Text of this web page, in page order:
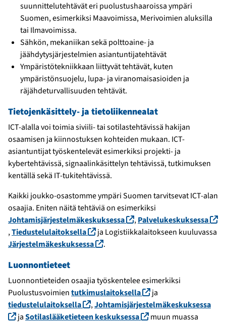
suunnittelutehtävät eri puolustushaaroissa ympäri
Suomen, esimerkiksi Maavoimissa, Merivoimien aluksilla
tai Ilmavoimissa.
Sähkön, mekaniikan sekä polttoaine- ja
jäähdytysjärjestelmien asiantuntijatehtävät
Ympäristötekniikkaan liittyvät tehtävät, kuten
ympäristönsuojelu, lupa- ja viranomaisasioiden ja
räjähdeturvallisuuden tehtävät.
Tietojenkäsittely- ja tietoliikennealat
ICT-alalla voi toimia siviili- tai sotilastehtävissä hakijan
osaamisen ja kiinnostuksen kohteiden mukaan. ICT-
asiantuntijat työskentelevät esimerkiksi projekti- ja
kybertehtävissä, signaalinkäsittelyn tehtävissä, tutkimuksen
kentällä sekä IT-tukitehtävissä.
Kaikki joukko-osastomme ympäri Suomen tarvitsevat ICT-alan
osaajia. Eniten näitä tehtäviä on esimerkiksi
Johtamisjärjestelmäkeskuksessa
(linkki avautuu uuteen
,Palvelukeskuksessa
(linkki avautuu uuteen ikkunaan)
,Tiedustelulaitoksella (linkki avautuu uuteen ikkunaan)
ja Logistiikkalaitokseen kuuluvassa
Järjestelmäkeskuksessa
(linkki avautuu uuteen ikkunaan)
.
Luonnontieteet
Luonnontieteiden osaajia työskentelee esimerkiksi
Puolustusvoimientutkimuslaitoksella (linkki avautuu
ja
tiedustelulaitoksella
(linkki avautuu uuteen ikkunaan)
,Johtamisjärjestelmäkeskuksessa
(linkki avautuu uuteen ikkunaan)
jaSotilaslääketieteen keskuksessa (linkki avautuu
muun muassa